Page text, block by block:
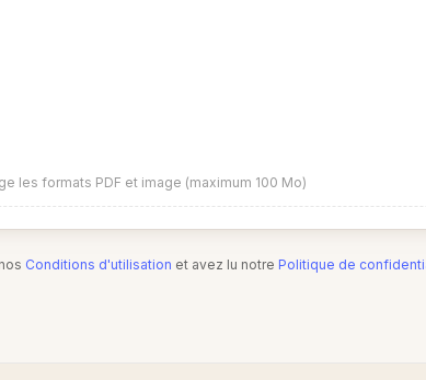
les formats PDF et image (maximum 100 Mo)
Conditions d'utilisation et avez lu notre Politique de